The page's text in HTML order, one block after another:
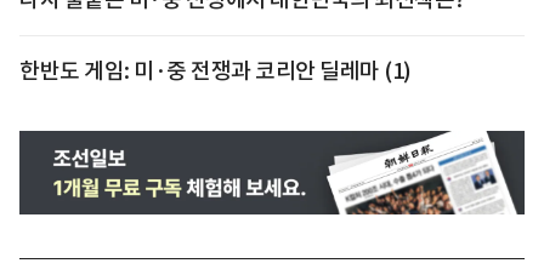
한반도 게임: 미·중 전쟁과 코리안 딜레마 (1)